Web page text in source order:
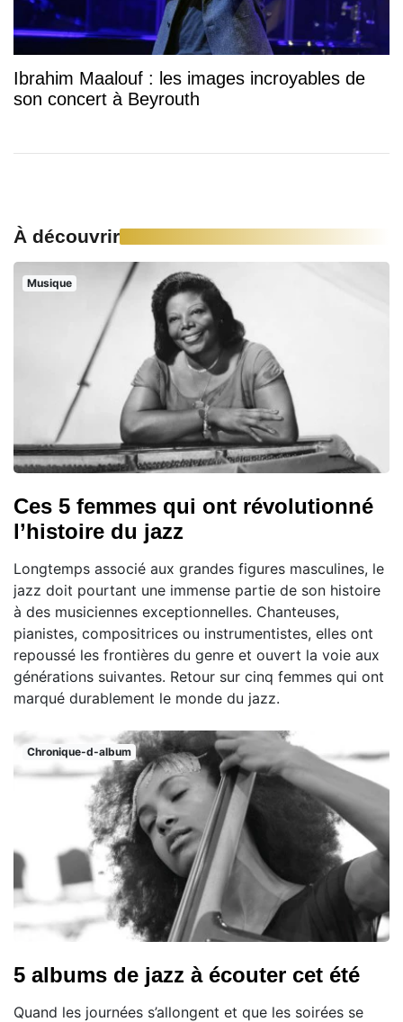
Ibrahim Maalouf : les images incroyables de
son concert à Beyrouth
À découvrir
Musique
Ces 5 femmes qui ont révolutionné
l’histoire du jazz
Longtemps associé aux grandes figures masculines, le
jazz doit pourtant une immense partie de son histoire
à des musiciennes exceptionnelles. Chanteuses,
pianistes, compositrices ou instrumentistes, elles ont
repoussé les frontières du genre et ouvert la voie aux
générations suivantes. Retour sur cinq femmes qui ont
marqué durablement le monde du jazz.
Chronique-d-album
5 albums de jazz à écouter cet été
Quand les journées s’allongent et que les soirées se